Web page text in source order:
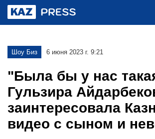
Шоу Биз 6 июня 2023 г. 9:21
"Была бы у нас
Гульзира
заинтересовала
видео с сыном и